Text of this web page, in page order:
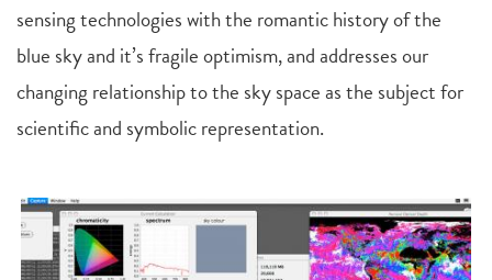
sensing technologies with the romantic history of the
blue sky and it’s fragile optimism, and addresses our
changing relationship to the sky space as the subject for
scientific and symbolic representation.